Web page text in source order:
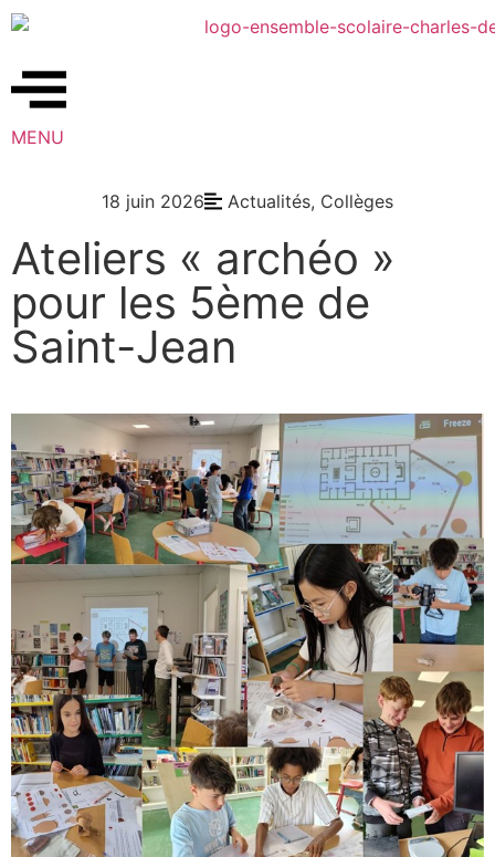
MENU
18 juin 2026 Actualités, Collèges
Ateliers « archéo »
pour les 5ème de
Saint-Jean